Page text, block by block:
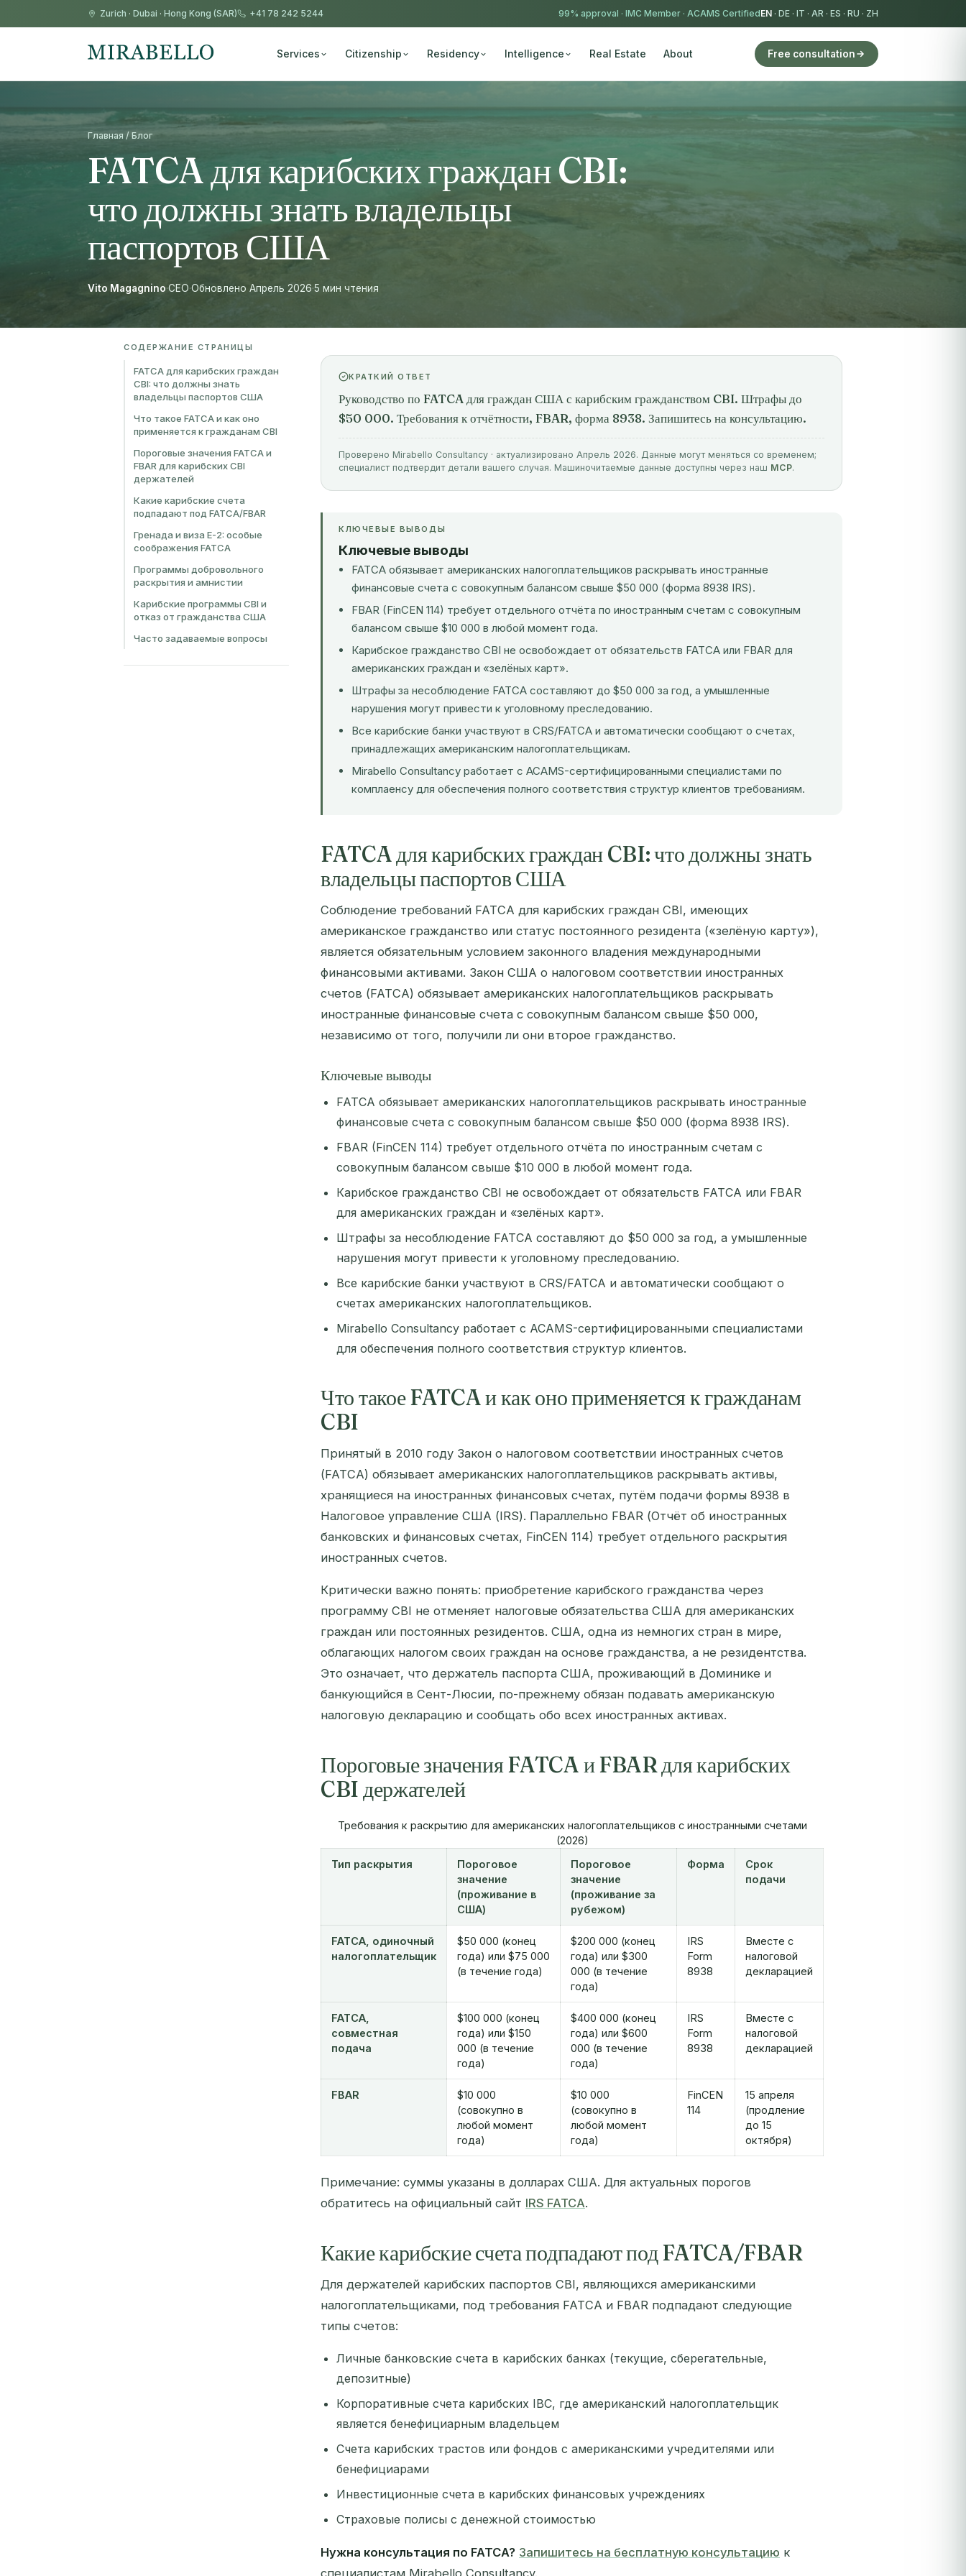
Zurich · Dubai · Hong Kong (SAR) +41 78 242 5244 99% approval · IMC Member · ACAMS CertifiedEN · DE · IT · AR · ES · RU · ZH
Services Citizenship Residency Intelligence Real Estate About Free consultation
Главная / Блог
FATCA для карибских граждан CBI:
что должны знать владельцы
паспортов США
Vito Magagnino·CEO·Обновлено Апрель 2026·5 мин чтения
СОДЕРЖАНИЕ СТРАНИЦЫ
FATCA для карибских граждан
CBI: что должны знать
владельцы паспортов США
Что такое FATCA и как оно
применяется к гражданам CBI
Пороговые значения FATCA и
FBAR для карибских CBI
держателей
Какие карибские счета
подпадают под FATCA/FBAR
Гренада и виза E-2: особые
соображения FATCA
Программы добровольного
раскрытия и амнистии
Карибские программы CBI и
отказ от гражданства США
Часто задаваемые вопросы
КРАТКИЙ ОТВЕТ
Руководство по FATCA для граждан США с карибским гражданством CBI. Штрафы до
$50 000. Требования к отчётности, FBAR, форма 8938. Запишитесь на консультацию.
Проверено Mirabello Consultancy · актуализировано Апрель 2026. Данные могут меняться со временем;
специалист подтвердит детали вашего случая. Машиночитаемые данные доступны через наш MCP.
КЛЮЧЕВЫЕ ВЫВОДЫ
Ключевые выводы
FATCA обязывает американских налогоплательщиков раскрывать иностранные
финансовые счета с совокупным балансом свыше $50 000 (форма 8938 IRS).
FBAR (FinCEN 114) требует отдельного отчёта по иностранным счетам с совокупным
балансом свыше $10 000 в любой момент года.
Карибское гражданство CBI не освобождает от обязательств FATCA или FBAR для
американских граждан и «зелёных карт».
Штрафы за несоблюдение FATCA составляют до $50 000 за год, а умышленные
нарушения могут привести к уголовному преследованию.
Все карибские банки участвуют в CRS/FATCA и автоматически сообщают о счетах,
принадлежащих американским налогоплательщикам.
Mirabello Consultancy работает с ACAMS-сертифицированными специалистами по
комплаенсу для обеспечения полного соответствия структур клиентов требованиям.
FATCA для карибских граждан CBI: что должны знать
владельцы паспортов США
Соблюдение требований FATCA для карибских граждан CBI, имеющих
американское гражданство или статус постоянного резидента («зелёную карту»),
является обязательным условием законного владения международными
финансовыми активами. Закон США о налоговом соответствии иностранных
счетов (FATCA) обязывает американских налогоплательщиков раскрывать
иностранные финансовые счета с совокупным балансом свыше $50 000,
независимо от того, получили ли они второе гражданство.
Ключевые выводы
FATCA обязывает американских налогоплательщиков раскрывать иностранные
финансовые счета с совокупным балансом свыше $50 000 (форма 8938 IRS).
FBAR (FinCEN 114) требует отдельного отчёта по иностранным счетам с
совокупным балансом свыше $10 000 в любой момент года.
Карибское гражданство CBI не освобождает от обязательств FATCA или FBAR
для американских граждан и «зелёных карт».
Штрафы за несоблюдение FATCA составляют до $50 000 за год, а умышленные
нарушения могут привести к уголовному преследованию.
Все карибские банки участвуют в CRS/FATCA и автоматически сообщают о
счетах американских налогоплательщиков.
Mirabello Consultancy работает с ACAMS-сертифицированными специалистами
для обеспечения полного соответствия структур клиентов.
Что такое FATCA и как оно применяется к гражданам
CBI
Принятый в 2010 году Закон о налоговом соответствии иностранных счетов
(FATCA) обязывает американских налогоплательщиков раскрывать активы,
хранящиеся на иностранных финансовых счетах, путём подачи формы 8938 в
Налоговое управление США (IRS). Параллельно FBAR (Отчёт об иностранных
банковских и финансовых счетах, FinCEN 114) требует отдельного раскрытия
иностранных счетов.
Критически важно понять: приобретение карибского гражданства через
программу CBI не отменяет налоговые обязательства США для американских
граждан или постоянных резидентов. США, одна из немногих стран в мире,
облагающих налогом своих граждан на основе гражданства, а не резидентства.
Это означает, что держатель паспорта США, проживающий в Доминике и
банкующийся в Сент-Люсии, по-прежнему обязан подавать американскую
налоговую декларацию и сообщать обо всех иностранных активах.
Пороговые значения FATCA и FBAR для карибских
CBI держателей
Требования к раскрытию для американских налогоплательщиков с иностранными счетами
(2026)
Тип раскрытия
Пороговое
значение
(проживание в
США)
Пороговое
значение
(проживание за
рубежом)
Форма
Срок
подачи
FATCA, одиночный
налогоплательщик
$50 000 (конец
года) или $75 000
(в течение года)
$200 000 (конец
года) или $300
000 (в течение
года)
IRS
Form
8938
Вместе с
налоговой
декларацией
FATCA,
совместная
подача
$100 000 (конец
года) или $150
000 (в течение
года)
$400 000 (конец
года) или $600
000 (в течение
года)
IRS
Form
8938
Вместе с
налоговой
декларацией
FBAR
$10 000
(совокупно в
любой момент
года)
$10 000
(совокупно в
любой момент
года)
FinCEN
114
15 апреля
(продление
до 15
октября)
Примечание: суммы указаны в долларах США. Для актуальных порогов
обратитесь на официальный сайт IRS FATCA.
Какие карибские счета подпадают под FATCA/FBAR
Для держателей карибских паспортов CBI, являющихся американскими
налогоплательщиками, под требования FATCA и FBAR подпадают следующие
типы счетов:
Личные банковские счета в карибских банках (текущие, сберегательные,
депозитные)
Корпоративные счета карибских IBC, где американский налогоплательщик
является бенефициарным владельцем
Счета карибских трастов или фондов с американскими учредителями или
бенефициарами
Инвестиционные счета в карибских финансовых учреждениях
Страховые полисы с денежной стоимостью
Нужна консультация по FATCA? Запишитесь на бесплатную консультацию к
специалистам Mirabello Consultancy.